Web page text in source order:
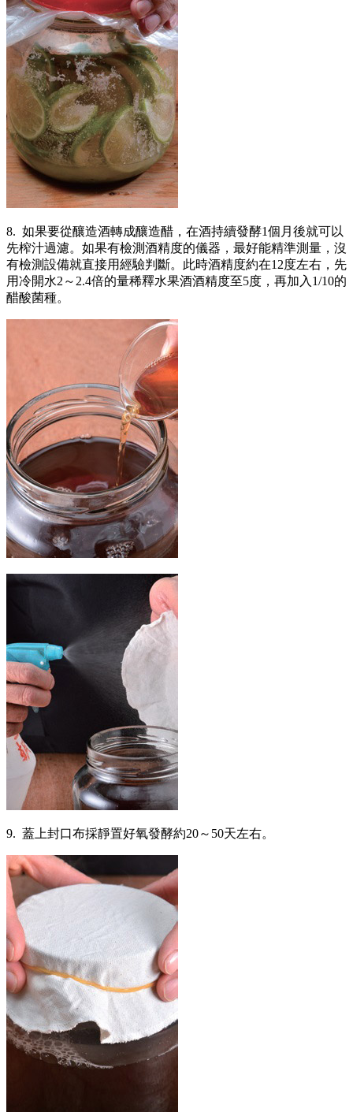
8. 如果要從釀造酒轉成釀造醋，在酒持續發酵1個月後就可以
先榨汁過濾。如果有檢測酒精度的儀器，最好能精準測量，沒
有檢測設備就直接用經驗判斷。此時酒精度約在12度左右，先
用冷開水2～2.4倍的量稀釋水果酒酒精度至5度，再加入1/10的
醋酸菌種。
9. 蓋上封口布採靜置好氧發酵約20～50天左右。